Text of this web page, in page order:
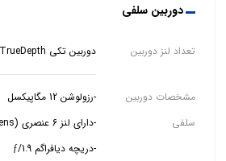
دوربین سلفی
تعداد لنز دوربین دوربین تکی TrueDepth
مشخصات دوربین
سلفی